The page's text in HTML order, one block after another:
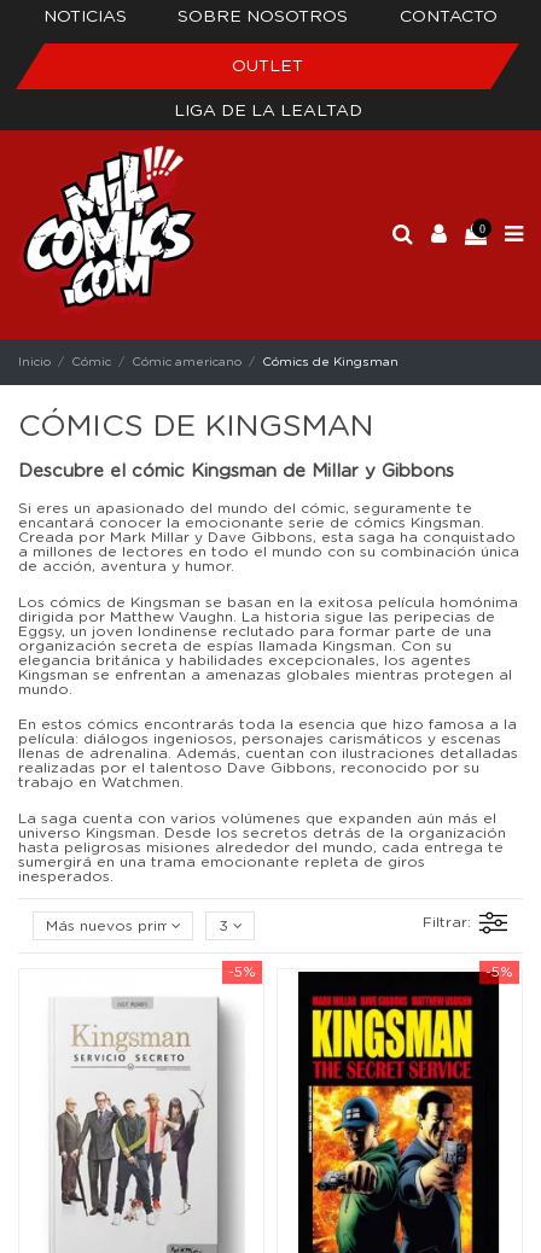
NOTICIAS SOBRE NOSOTROS CONTACTO
OUTLET
LIGA DE LA LEALTAD
0
Inicio Cómic Cómic americano Cómics de Kingsman
CÓMICS DE KINGSMAN
Descubre el cómic Kingsman de Millar y Gibbons
Si eres un apasionado del mundo del cómic, seguramente te
encantará conocer la emocionante serie de cómics Kingsman.
Creada por Mark Millar y Dave Gibbons, esta saga ha conquistado
a millones de lectores en todo el mundo con su combinación única
de acción, aventura y humor.
Los cómics de Kingsman se basan en la exitosa película homónima
dirigida por Matthew Vaughn. La historia sigue las peripecias de
Eggsy, un joven londinense reclutado para formar parte de una
organización secreta de espías llamada Kingsman. Con su
elegancia británica y habilidades excepcionales, los agentes
Kingsman se enfrentan a amenazas globales mientras protegen al
mundo.
En estos cómics encontrarás toda la esencia que hizo famosa a la
película: diálogos ingeniosos, personajes carismáticos y escenas
llenas de adrenalina. Además, cuentan con ilustraciones detalladas
realizadas por el talentoso Dave Gibbons, reconocido por su
trabajo en Watchmen.
La saga cuenta con varios volúmenes que expanden aún más el
universo Kingsman. Desde los secretos detrás de la organización
hasta peligrosas misiones alrededor del mundo, cada entrega te
sumergirá en una trama emocionante repleta de giros
inesperados.
Más nuevos primero 3 Filtrar:
-5% -5%